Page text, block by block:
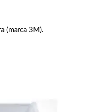
(marca 3M).